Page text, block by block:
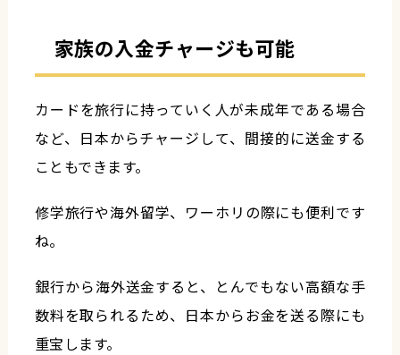
家族の入金チャージも可能
カードを旅行に持っていく人が未成年である場合
など、日本からチャージして、間接的に送金する
こともできます。
修学旅行や海外留学、ワーホリの際にも便利です
ね。
銀行から海外送金すると、とんでもない高額な手
数料を取られるため、日本からお金を送る際にも
重宝します。